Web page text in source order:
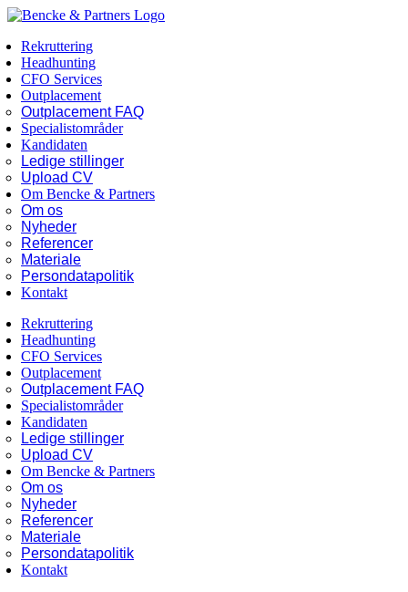
Skip
content
Facebook
LinkedIn
Rekruttering
Headhunting
CFO Services
Outplacement
Outplacement FAQ
Specialistområder
Kandidaten
Ledige stillinger
Upload CV
Om Bencke & Partners
Om os
Nyheder
Referencer
Materiale
Persondatapolitik
Kontakt
Rekruttering
Headhunting
CFO Services
Outplacement
Outplacement FAQ
Specialistområder
Kandidaten
Ledige stillinger
Upload CV
Om Bencke & Partners
Om os
Nyheder
Referencer
Materiale
Persondatapolitik
Kontakt